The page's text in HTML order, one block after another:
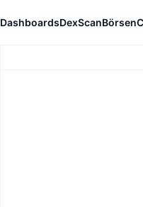
DashboardsDexScanBörsen